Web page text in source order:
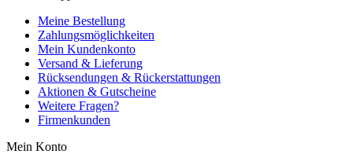
Meine Bestellung
Zahlungsmöglichkeiten
Mein Kundenkonto
Versand & Lieferung
Rücksendungen & Rückerstattungen
Aktionen & Gutscheine
Weitere Fragen?
Firmenkunden
Mein Konto